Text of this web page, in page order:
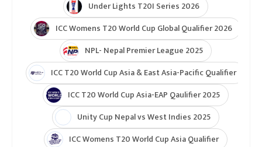
Under Lights T20I Series 2026
ICC Womens T20 World Cup Global Qualifier 2026
NPL- Nepal Premier League 2025
ICC T20 World Cup Asia & East Asia-Pacific Qualifier
ICC T20 World Cup Asia-EAP Qaulifier 2025
Unity Cup Nepal vs West Indies 2025
ICC Womens T20 World Cup Asia Qualifier